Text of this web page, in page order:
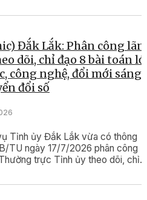
Đắk Lắk: Phân công lãnh
dõi, chỉ đạo 8 bài toán lớn
công nghệ, đổi mới sáng
đổi số
Tỉnh ủy Đắk Lắk vừa có thông
TU ngày 17/7/2026 phân công
trực Tỉnh ủy theo dõi, chỉ
tạo và chuyển đổi số trên địa